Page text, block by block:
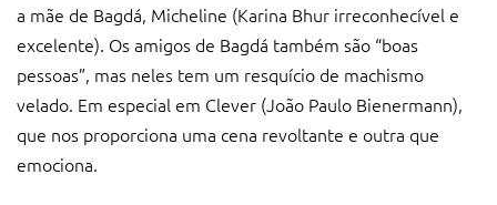
a mãe de Bagdá, Micheline (Karina Bhur irreconhecível e
excelente). Os amigos de Bagdá também são “boas
pessoas”, mas neles tem um resquício de machismo
velado. Em especial em Clever (João Paulo Bienermann),
que nos proporciona uma cena revoltante e outra que
emociona.